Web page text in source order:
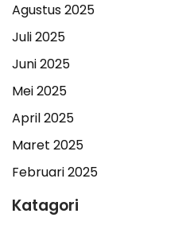
Agustus 2025
Juli 2025
Juni 2025
Mei 2025
April 2025
Maret 2025
Februari 2025
Katagori